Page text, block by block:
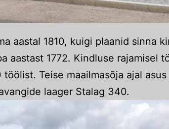
aastal 1810, kuigi plaanid sinna
aastast 1772. Kindluse rajamisel
Teise maailmasõja ajal asus
laager Stalag 340.